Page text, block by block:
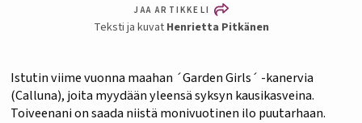
JAA ARTIKKELI
Teksti ja kuvat Henrietta Pitkänen
Istutin viime vuonna maahan ´Garden Girls´ -kanervia
(Calluna), joita myydään yleensä syksyn kausikasveina.
Toiveenani on saada niistä monivuotinen ilo puutarhaan.